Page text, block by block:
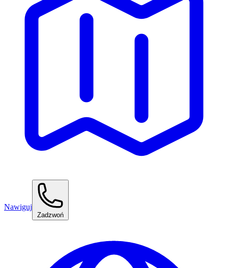
Nawiguj
Zadzwoń